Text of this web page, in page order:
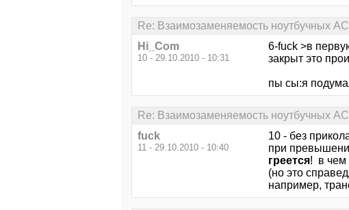
Re: Взаимозаменяемость ноутбучных
Hi_Com
10 - 29.10.2010 - 10:31
6-fuck >в
закрыт это
пы сы:я
Re: Взаимозаменяемость ноутбучных
fuck
11 - 29.10.2010 - 10:40
10 - без
при
греется! в чем
(но это
например,